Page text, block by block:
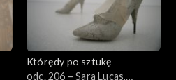
Którędy po sztukę
odc. 206 – Sara Lucas,